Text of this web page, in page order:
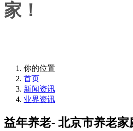
家！
你的位置
首页
新闻资讯
业界资讯
益年养老- 北京市养老